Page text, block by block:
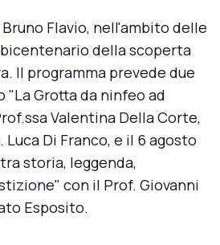
Bruno Flavio, nell'ambito delle
della scoperta
Il programma prevede due
Grotta da ninfeo ad
Valentina Della Corte,
Di Franco, e il 6 agosto
storia, leggenda,
con il Prof. Giovanni
Esposito.